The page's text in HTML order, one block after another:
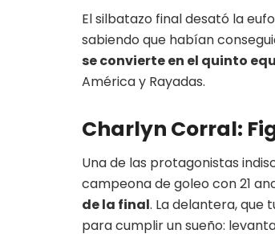
El silbatazo final desató la
sabiendo que habían
se convierte en el quinto
América y Rayadas.
Charlyn Corral:
Una de las protagonistas
campeona de goleo con 21
de la final. La delantera, que
para cumplir un sueño: